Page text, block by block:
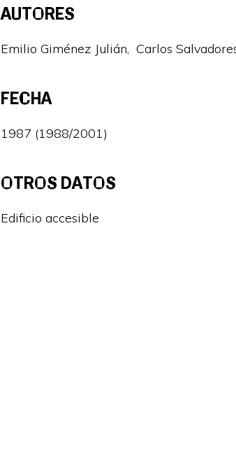
AUTORES
Emilio Giménez Julián, Carlos
FECHA
1987 (1988/2001)
OTROS DATOS
Edificio accesible